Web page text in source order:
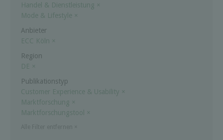
Handel & Dienstleistung ×
Mode & Lifestyle ×
Anbieter
ECC Köln ×
Region
DE ×
Publikationstyp
Customer Experience & Usability ×
Marktforschung ×
Marktforschungstool
×